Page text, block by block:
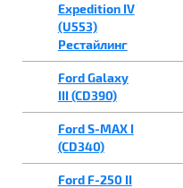
Expedition IV
(U553)
Рестайлинг
Ford Galaxy
III (CD390)
Ford S-MAX I
(CD340)
Ford F-250 II